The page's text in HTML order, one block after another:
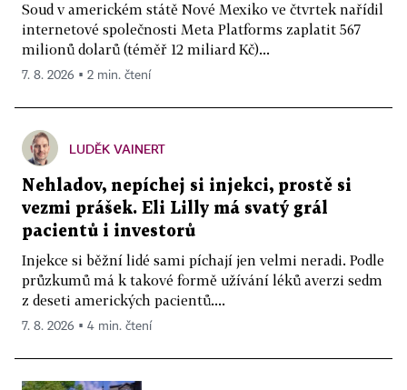
Soud v americkém státě Nové Mexiko ve čtvrtek nařídil
internetové společnosti Meta Platforms zaplatit 567
milionů dolarů (téměř 12 miliard Kč)...
7. 8. 2026 ▪ 2 min. čtení
LUDĚK VAINERT
Nehladov, nepíchej si injekci, prostě si
vezmi prášek. Eli Lilly má svatý grál
pacientů i investorů
Injekce si běžní lidé sami píchají jen velmi neradi. Podle
průzkumů má k takové formě užívání léků averzi sedm
z deseti amerických pacientů....
7. 8. 2026 ▪ 4 min. čtení